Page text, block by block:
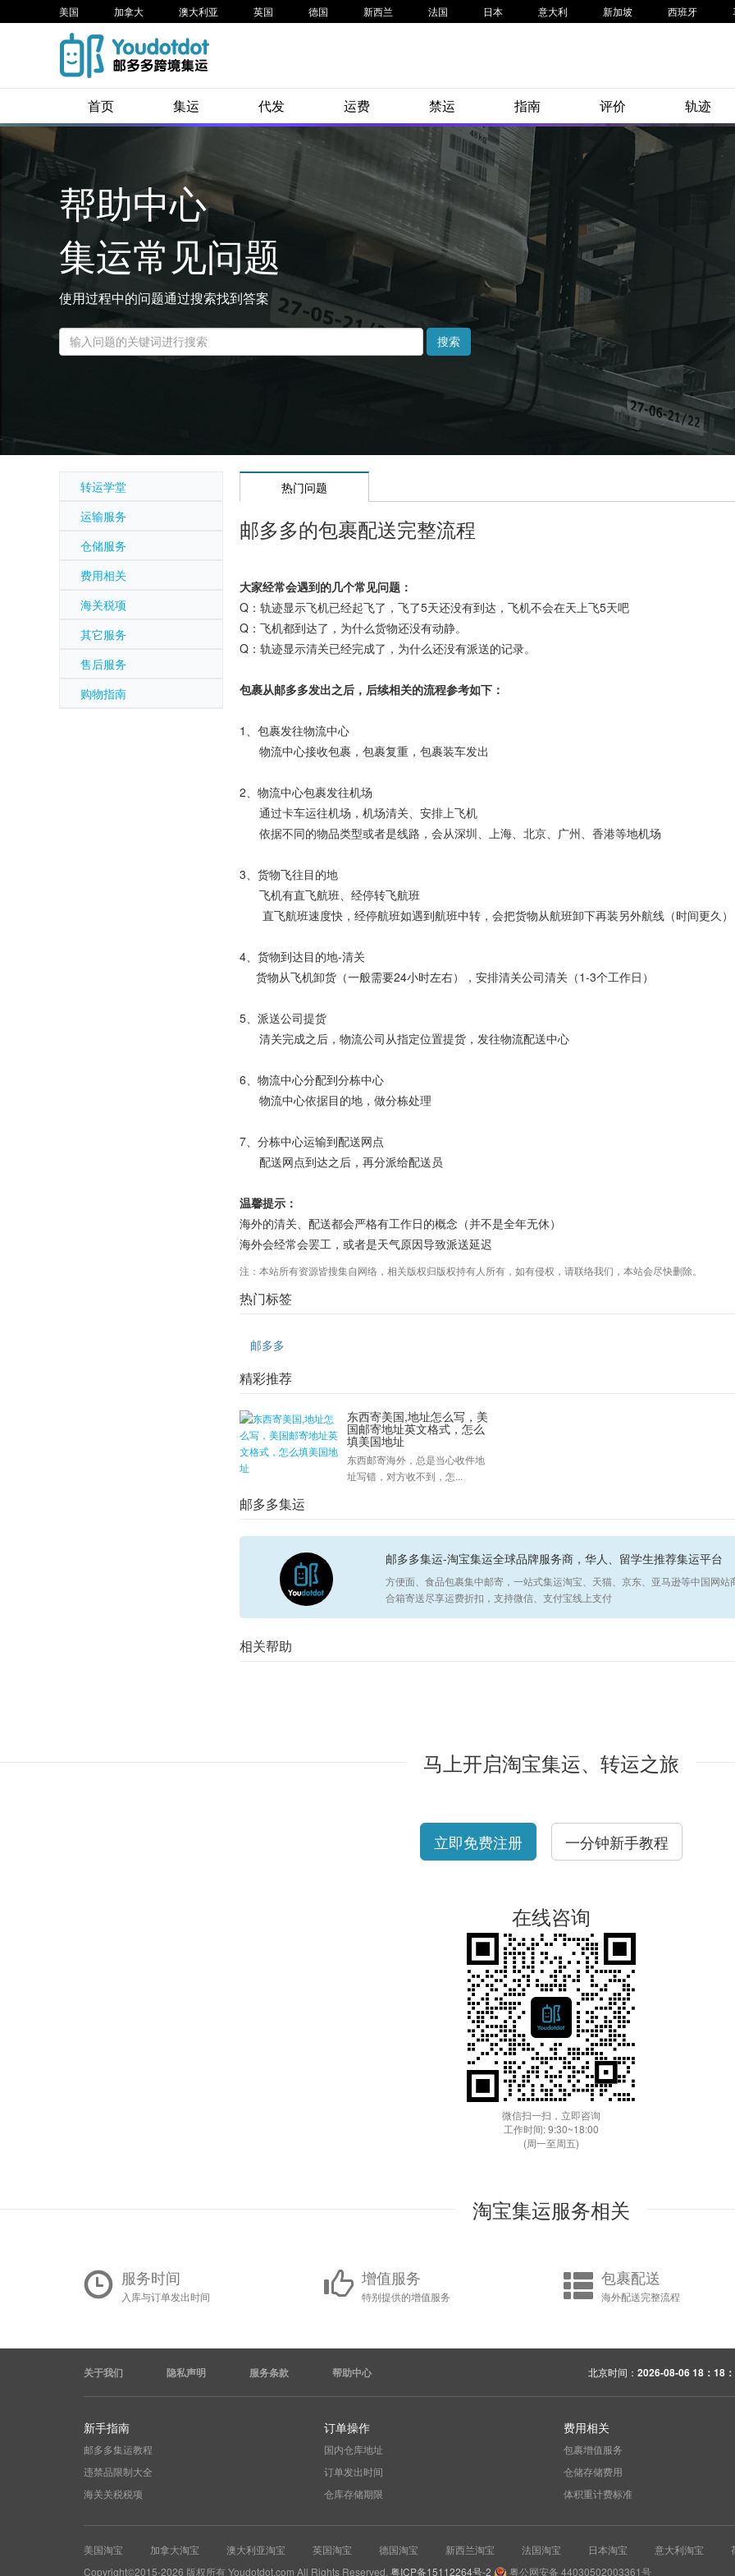
美国 加拿大 澳大利亚 英国 德国 新西兰 法国 日本 意大利 新加坡 西班牙
首页 集运 代发 运费 禁运 指南 评价 轨迹
帮助中心
集运常见问题
使用过程中的问题通过搜索找到答案
转运学堂
运输服务
仓储服务
费用相关
海关税项
其它服务
售后服务
购物指南
热门问题
邮多多的包裹配送完整流程
大家经常会遇到的几个常见问题：
Q：轨迹显示飞机已经起飞了，飞了5天还没有到达，飞机不会在天上飞5天吧
Q：飞机都到达了，为什么货物还没有动静。
Q：轨迹显示清关已经完成了，为什么还没有派送的记录。
包裹从邮多多发出之后，后续相关的流程参考如下：
1、包裹发往物流中心
物流中心接收包裹，包裹复重，包裹装车发出
2、物流中心包裹发往机场
通过卡车运往机场，机场清关、安排上飞机
依据不同的物品类型或者是线路，会从深圳、上海、北京、广州、香港等地机场
3、货物飞往目的地
飞机有直飞航班、经停转飞航班
直飞航班速度快，经停航班如遇到航班中转，会把货物从航班卸下再装另外航线（时间更久）
4、货物到达目的地-清关
货物从飞机卸货（一般需要24小时左右），安排清关公司清关（1-3个工作日）
5、派送公司提货
清关完成之后，物流公司从指定位置提货，发往物流配送中心
6、物流中心分配到分栋中心
物流中心依据目的地，做分栋处理
7、分栋中心运输到配送网点
配送网点到达之后，再分派给配送员
温馨提示：
海外的清关、配送都会严格有工作日的概念（并不是全年无休）
海外会经常会罢工，或者是天气原因导致派送延迟
注：本站所有资源皆搜集自网络，相关版权归版权持有人所有，如有侵权，请联络我们，本站会尽快删除。
热门标签
邮多多
精彩推荐
东西寄美国,地址怎么写，美
国邮寄地址英文格式，怎么
填美国地址
东西邮寄海外，总是当心收件地
址写错，对方收不到，怎...
邮多多集运
邮多多集运-淘宝集运全球品牌服务商，华人、留学生推荐集运平台
方便面、食品包裹集中邮寄，一站式集运淘宝、天猫、京东、亚马逊等中国网站
合箱寄送尽享运费折扣，支持微信、支付宝线上支付
相关帮助
马上开启淘宝集运、转运之旅
立即免费注册 一分钟新手教程
在线咨询
微信扫一扫，立即咨询
工作时间: 9:30~18:00
(周一至周五)
淘宝集运服务相关
服务时间
入库与订单发出时间
增值服务
特别提供的增值服务
包裹配送
海外配送完整流程
关于我们 隐私声明 服务条款 帮助中心 北京时间： 2026-08-06 18：18
新手指南
邮多多集运教程
违禁品限制大全
海关关税税项
订单操作
国内仓库地址
订单发出时间
仓库存储期限
费用相关
包裹增值服务
仓储存储费用
体积重计费标准
美国淘宝 加拿大淘宝 澳大利亚淘宝 英国淘宝 德国淘宝 新西兰淘宝 法国淘宝 日本淘宝 意大利淘宝
Copyright©2015-2026 版权所有 Youdotdot.com All Rights Reserved. 粤ICP备15112264号-2 粤公网安备 44030502003361号